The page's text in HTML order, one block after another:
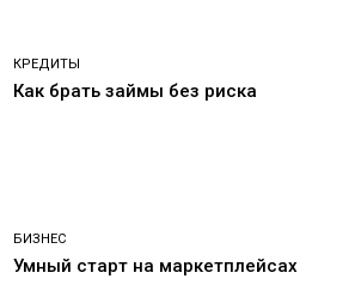
КРЕДИТЫ
Как брать займы без риска
БИЗНЕС
Умный старт на маркетплейсах